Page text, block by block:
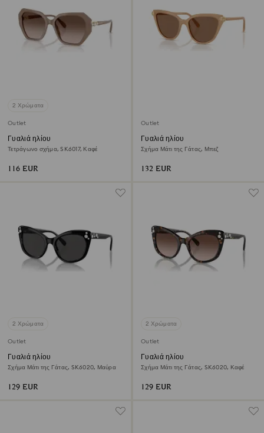
2 Χρώματα
Outlet
Γυαλιά ηλίου
Τετράγωνο σχήμα, SK6017, Καφέ
116 EUR
Outlet
Γυαλιά ηλίου
Σχήμα Μάτι της Γάτας, Μπεζ
132 EUR
2 Χρώματα
Outlet
Γυαλιά ηλίου
Σχήμα Μάτι της Γάτας, SK6020, Μαύρα
129 EUR
2 Χρώματα
Outlet
Γυαλιά ηλίου
Σχήμα Μάτι της Γάτας, SK6020, Καφέ
129 EUR